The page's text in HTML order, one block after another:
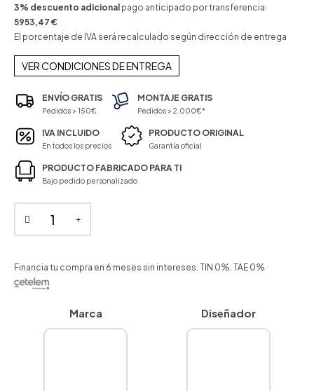
3% descuento adicional pago anticipado por transferencia:
5953,47 €
El porcentaje de IVA será recalculado según dirección de entrega
VER CONDICIONES DE ENTREGA
ENVÍO GRATIS
Pedidos > 150€
MONTAJE GRATIS
Pedidos > 2.000€*
IVA INCLUIDO
En todos los precios
PRODUCTO ORIGINAL
Garantía oficial
PRODUCTO FABRICADO PARA TI
Bajo pedido personalizado
Financia tu compra en 6 meses sin intereses. TIN 0%. TAE 0%
Marca Diseñador